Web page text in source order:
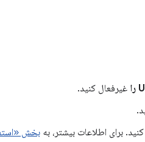
غیرفعال کنید.
بخش